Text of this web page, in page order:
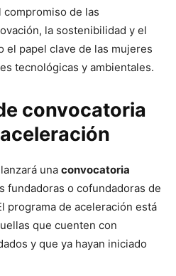
de las
la sostenibilidad y el
el papel clave de las mujeres
tecnológicas y ambientales.
convocatoria
una convocatoria
fundadoras o cofundadoras de
programa de aceleración está
que cuenten con
y que ya hayan iniciado